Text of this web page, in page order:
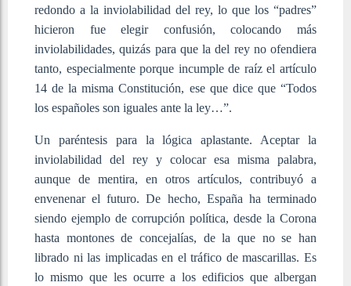
redondo a la inviolabilidad del rey, lo que los “padres”
hicieron fue elegir confusión, colocando más
inviolabilidades, quizás para que la del rey no ofendiera
tanto, especialmente porque incumple de raíz el artículo
14 de la misma Constitución, ese que dice que “Todos
los españoles son iguales ante la ley…”.
Un paréntesis para la lógica aplastante. Aceptar la
inviolabilidad del rey y colocar esa misma palabra,
aunque de mentira, en otros artículos, contribuyó a
envenenar el futuro. De hecho, España ha terminado
siendo ejemplo de corrupción política, desde la Corona
hasta montones de concejalías, de la que no se han
librado ni las implicadas en el tráfico de mascarillas. Es
lo mismo que les ocurre a los edificios que albergan